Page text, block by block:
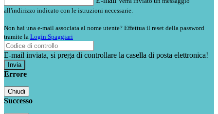
all'indirizzo indicato con le istruzioni necessarie.
Non hai una e-mail associata al nome utente? Effettua il reset della password
tramite la Login Spaggiari
E-mail inviata, si prega di controllare la casella di posta elettronica!
Errore
Chiudi
Successo